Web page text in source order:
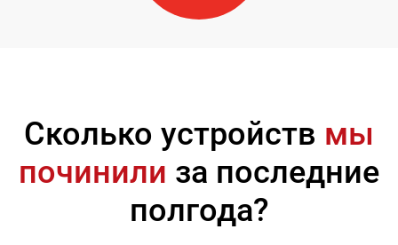
Сколько устройств мы
починили за последние
полгода?